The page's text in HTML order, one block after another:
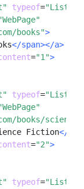
typeof=
books">
</span></a>
="1">
typeof=
books/
Fiction</
="2">
typeof=